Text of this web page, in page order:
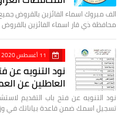
الف مبروك اسماء الفائزين بالقروض
محافظة ذي قار اسماء الفائزين
11 أغسطس 2020
نود التنويه عن
العاطلين عن
نود التنويه عن فتح باب التقديم
تسجيل اسمك ضمن قاعدة بياناتك في